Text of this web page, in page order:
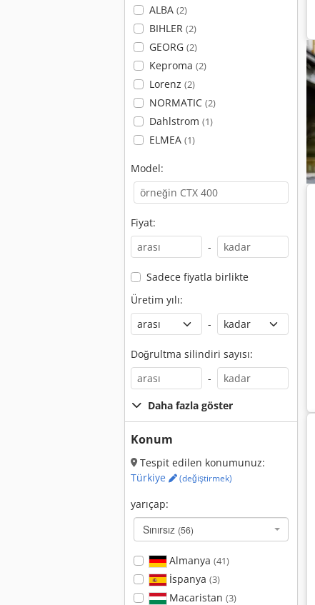
ALBA (2)
BIHLER (2)
GEORG (2)
Keproma (2)
Lorenz (2)
NORMATIC (2)
Dahlstrom (1)
ELMEA (1)
Model:
Fiyat:
-
Sadece fiyatla birlikte
Üretim yılı:
-
Doğrultma silindiri sayısı:
-
Daha fazla göster
Konum
Tespit edilen konumunuz:
Türkiye
(değiştirmek)
yarıçap:
Sınırsız (56)
Almanya (41)
İspanya (3)
Macaristan (3)